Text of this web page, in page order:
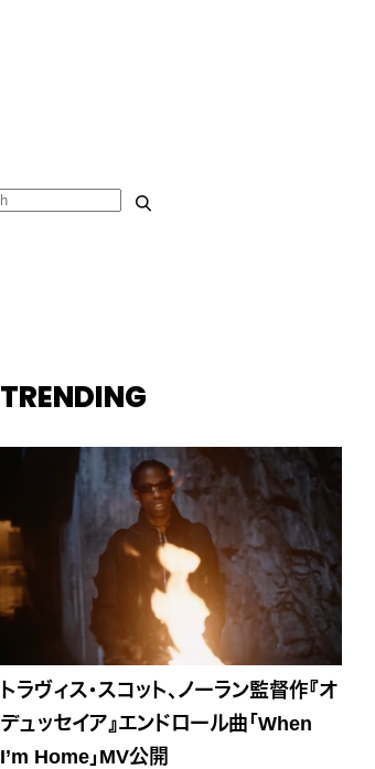
TRENDING
トラヴィス・スコット、ノーラン監督作『オ
デュッセイア』エンドロール曲「When
I’m Home」MV公開